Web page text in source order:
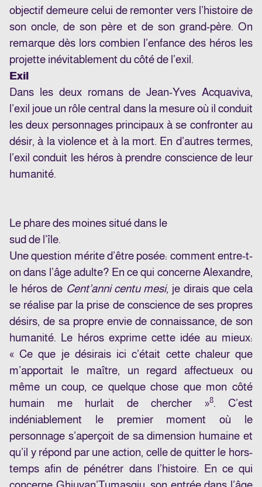
objectif demeure celui de remonter vers l’histoire de
son oncle, de son père et de son grand-père. On
remarque dès lors combien l’enfance des héros les
projette inévitablement du côté de l’exil.
Exil
Dans les deux romans de Jean-Yves Acquaviva,
l’exil joue un rôle central dans la mesure où il conduit
les deux personnages principaux à se confronter au
désir, à la violence et à la mort. En d’autres termes,
l’exil conduit les héros à prendre conscience de leur
humanité.
Le phare des moines situé dans le
sud de l’île.
Une question mérite d’être posée: comment entre-t-
on dans l’âge adulte? En ce qui concerne Alexandre,
le héros de Cent’anni centu mesi, je dirais que cela
se réalise par la prise de conscience de ses propres
désirs, de sa propre envie de connaissance, de son
humanité. Le héros exprime cette idée au mieux:
« Ce que je désirais ici c’était cette chaleur que
m’apportait le maître, un regard affectueux ou
même un coup, ce quelque chose que mon côté
humain me hurlait de chercher »8. C’est
indéniablement le premier moment où le
personnage s’aperçoit de sa dimension humaine et
qu’il y répond par une action, celle de quitter le hors-
temps afin de pénétrer dans l’histoire. En ce qui